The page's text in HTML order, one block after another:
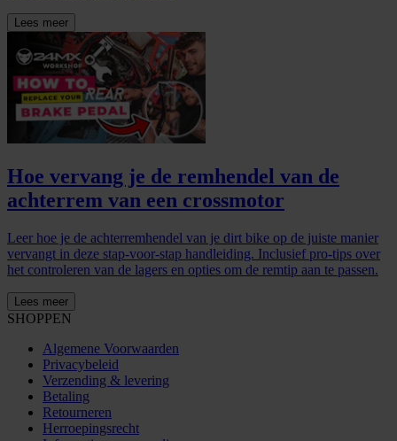
Lees meer
Hoe vervang je de remhendel van de
achterrem van een crossmotor
Leer hoe je de achterremhendel van je dirt bike op de juiste manier
vervangt in deze stap-voor-stap handleiding. Inclusief pro-tips over
het controleren van de lagers en opties om de remtip aan te passen.
Lees meer
SHOPPEN
Algemene Voorwaarden
Privacybeleid
Verzending & levering
Betaling
Retourneren
Herroepingsrecht